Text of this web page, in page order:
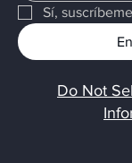
Sí,
Do Not